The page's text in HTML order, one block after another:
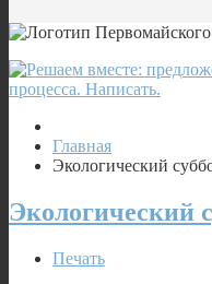
Главная
Экологический
Экологический
Печать